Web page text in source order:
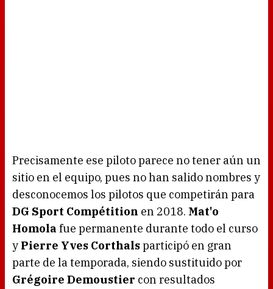
Precisamente ese piloto parece no tener aún un
sitio en el equipo, pues no han salido nombres y
desconocemos los pilotos que competirán para
DG Sport Compétition en 2018. Mat'o
Homola fue permanente durante todo el curso
y Pierre Yves Corthalsparticipó en gran
parte de la temporada, siendo sustituido por
Grégoire Demoustier con resultados